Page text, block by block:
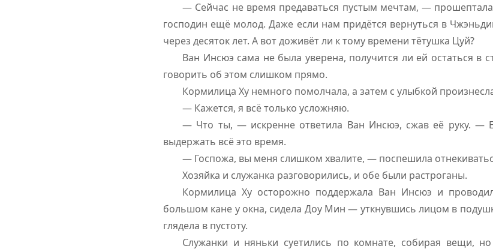
— Сейчас не время предаваться пустым мечтам, —
господин ещё молод. Даже если нам придётся вернуться в
через десяток лет. А вот доживёт ли к тому времени тётушка Цуй?
Ван Инсюэ сама не была уверена, получится ли ей остаться в
говорить об этом слишком прямо.
Кормилица Ху немного помолчала, а затем с улыбкой
— Кажется, я всё только усложняю.
— Что ты, — искренне ответила Ван Инсюэ, сжав её руку. —
выдержать всё это время.
— Госпожа, вы меня слишком хвалите, — поспешила
Хозяйка и служанка разговорились, и обе были растроганы.
Кормилица Ху осторожно поддержала Ван Инсюэ и
большом кане у окна, сидела Доу Мин — уткнувшись лицом в
глядела в пустоту.
Служанки и няньки суетились по комнате, собирая вещи,